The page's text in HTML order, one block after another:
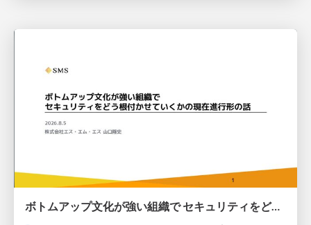
ボトムアップ文化が強い組織で セキュリティをどう根付かせていくかの現在進行形の話 / Making Security Stick in a Bottom-Up Organization